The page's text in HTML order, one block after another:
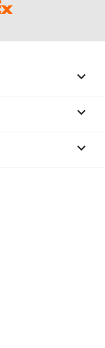


